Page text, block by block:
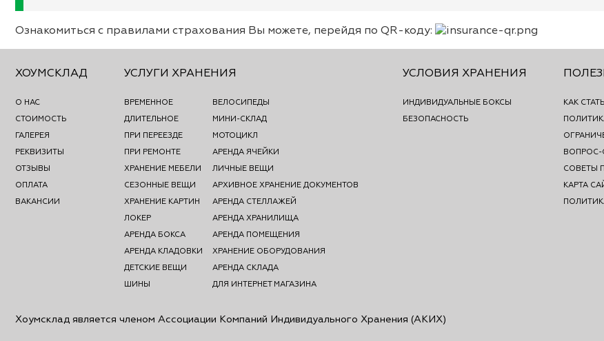
Ознакомиться с правилами страхования Вы можете, перейдя по QR-коду:
ХОУМСКЛАД
О НАС
СТОИМОСТЬ
ГАЛЕРЕЯ
РЕКВИЗИТЫ
ОТЗЫВЫ
ОПЛАТА
ВАКАНСИИ
УСЛУГИ ХРАНЕНИЯ
ВРЕМЕННОЕ
ДЛИТЕЛЬНОЕ
ПРИ ПЕРЕЕЗДЕ
ПРИ РЕМОНТЕ
ХРАНЕНИЕ МЕБЕЛИ
СЕЗОННЫЕ ВЕЩИ
ХРАНЕНИЕ КАРТИН
ЛОКЕР
АРЕНДА БОКСА
АРЕНДА КЛАДОВКИ
ДЕТСКИЕ ВЕЩИ
ШИНЫ
ВЕЛОСИПЕДЫ
МИНИ-СКЛАД
МОТОЦИКЛ
АРЕНДА ЯЧЕЙКИ
ЛИЧНЫЕ ВЕЩИ
АРХИВНОЕ ХРАНЕНИЕ ДОКУМЕНТОВ
АРЕНДА СТЕЛЛАЖЕЙ
АРЕНДА ХРАНИЛИЩА
АРЕНДА ПОМЕЩЕНИЯ
ХРАНЕНИЕ ОБОРУДОВАНИЯ
АРЕНДА СКЛАДА
ДЛЯ ИНТЕРНЕТ МАГАЗИНА
УСЛОВИЯ ХРАНЕНИЯ
ИНДИВИДУАЛЬНЫЕ БОКСЫ
БЕЗОПАСНОСТЬ
КАК
ВОПРОС-
СОВЕТЫ
КАРТА
Хоумсклад является членом Ассоциации Компаний Индивидуального Хранения (АКИХ)